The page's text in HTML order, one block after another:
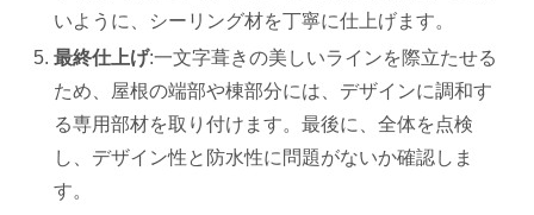
いように、シーリング材を丁寧に仕上げます。
最終仕上げ:一文字葺きの美しいラインを際立たせる
ため、屋根の端部や棟部分には、デザインに調和す
る専用部材を取り付けます。最後に、全体を点検
し、デザイン性と防水性に問題がないか確認しま
す。